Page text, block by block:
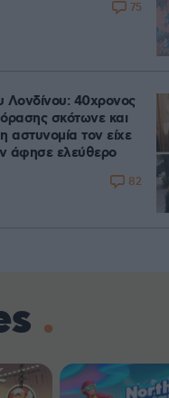
75
40χρονος
σκότωνε και
αστυνομία τον είχε
άφησε ελεύθερο
82